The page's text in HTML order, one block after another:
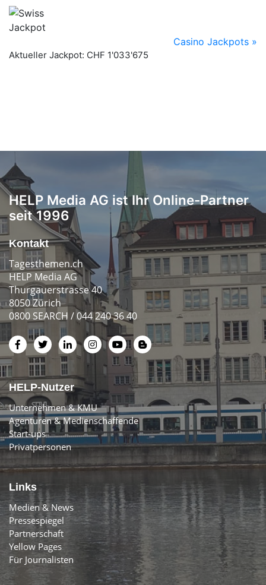
HELP Media AG ist Ihr Online-Partner
seit 1996
Kontakt
Tagesthemen.ch
HELP Media AG
Thurgauerstrasse 40
8050 Zürich
0800 SEARCH / 044 240 36 40
HELP-Nutzer
Unternehmen & KMU
Agenturen & Medienschaffende
Start-ups
Privatpersonen
Links
Medien & News
Pressespiegel
Partnerschaft
Yellow Pages
Für Journalisten